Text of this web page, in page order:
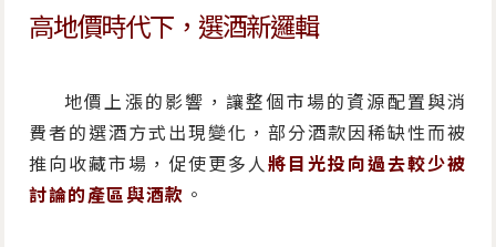
高地價時代下，選酒新邏輯
地價上漲的影響，讓整個市場的資源配置與消
費者的選酒方式出現變化，部分酒款因稀缺性而被
推向收藏市場，促使更多人將目光投向過去較少被
討論的產區與酒款 。